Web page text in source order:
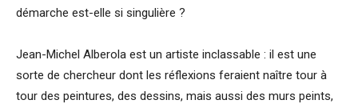
démarche est-elle si singulière ?
Jean-Michel Alberola est un artiste inclassable : il est une
sorte de chercheur dont les réflexions feraient naître tour à
tour des peintures, des dessins, mais aussi des murs peints,